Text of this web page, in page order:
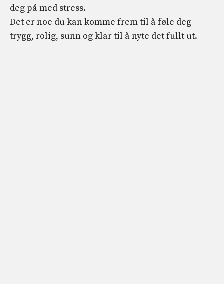
deg på med stress.
Det er noe du kan komme frem til å føle deg
trygg, rolig, sunn og klar til å nyte det fullt ut.